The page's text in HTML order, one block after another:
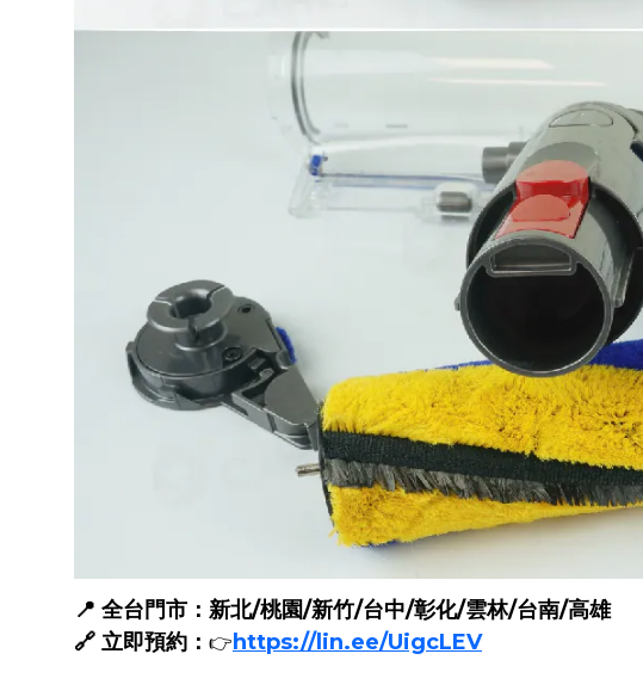
📍 全台門市：新北/桃園/新竹/台中/彰化/雲林/台南/高雄
🔗 立即預約： 👉 https://lin.ee/UigcLEV